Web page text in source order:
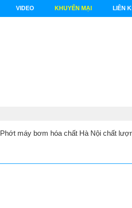
VIDEO KHUYẾN MẠI LIÊN
Phớt máy bơm hóa chất Hà Nội chất